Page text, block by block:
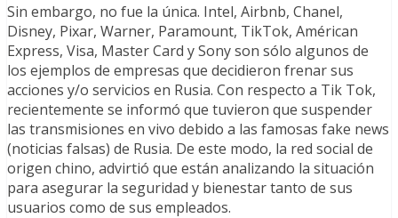
Sin embargo, no fue la única. Intel, Airbnb, Chanel,
Disney, Pixar, Warner, Paramount, TikTok, Américan
Express, Visa, Master Card y Sony son sólo algunos de
los ejemplos de empresas que decidieron frenar sus
acciones y/o servicios en Rusia. Con respecto a Tik Tok,
recientemente se informó que tuvieron que suspender
las transmisiones en vivo debido a las famosas fake news
(noticias falsas) de Rusia. De este modo, la red social de
origen chino, advirtió que están analizando la situación
para asegurar la seguridad y bienestar tanto de sus
usuarios como de sus empleados.